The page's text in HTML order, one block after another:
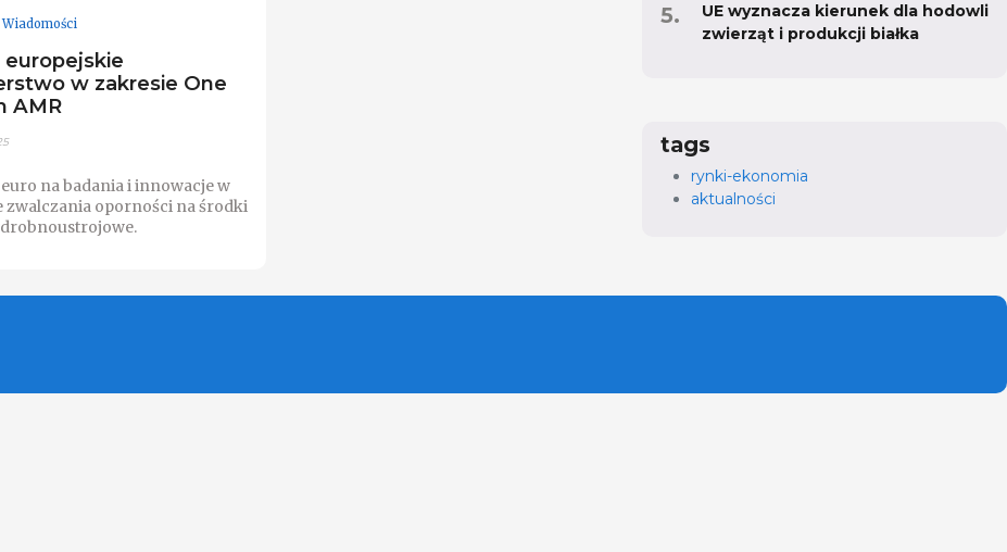
Wiadomości
europejskie
w zakresie One
AMR
na badania i innowacje w
zwalczania oporności na środki
UE wyznacza kierunek dla hodowli
zwierząt i produkcji białka
tags
rynki-ekonomia
aktualności